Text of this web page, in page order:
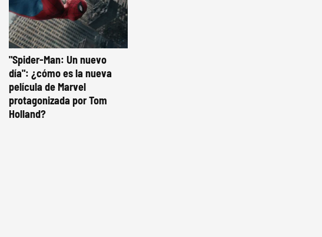
"Spider-Man: Un nuevo
día": ¿cómo es la nueva
película de Marvel
protagonizada por Tom
Holland?